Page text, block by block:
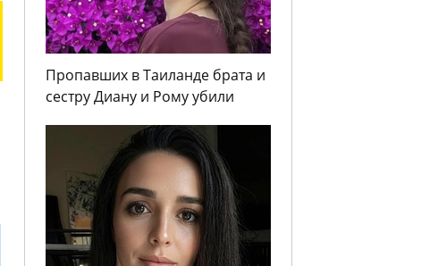
Пропавших в Таиланде брата и
сестру Диану и Рому убили